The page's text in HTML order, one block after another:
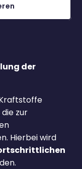
der
die zur
Hierbei wird